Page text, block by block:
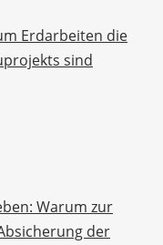
Erdarbeiten die
sind
Warum zur
der